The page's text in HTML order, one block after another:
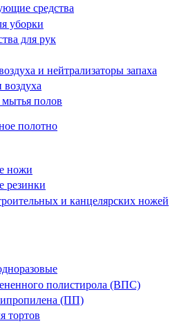
средства
уборки
для рук
и нейтрализаторы запаха
мытья полов
полотно
ножи
резинки
и канцелярских ножей
полистирола (ВПС)
(ПП)
тортов